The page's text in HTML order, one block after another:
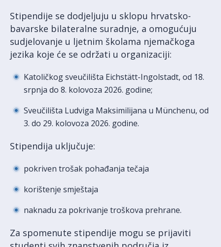
Stipendije se dodjeljuju u sklopu hrvatsko-
bavarske bilateralne suradnje, a omogućuju
sudjelovanje u ljetnim školama njemačkoga
jezika koje će se održati u organizaciji:
Katoličkog sveučilišta Eichstätt-Ingolstadt, od 18.
srpnja do 8. kolovoza 2026. godine;
Sveučilišta Ludviga Maksimilijana u Münchenu, od
3. do 29. kolovoza 2026. godine.
Stipendija uključuje:
pokriven trošak pohađanja tečaja
korištenje smještaja
naknadu za pokrivanje troškova prehrane.
Za spomenute stipendije mogu se prijaviti